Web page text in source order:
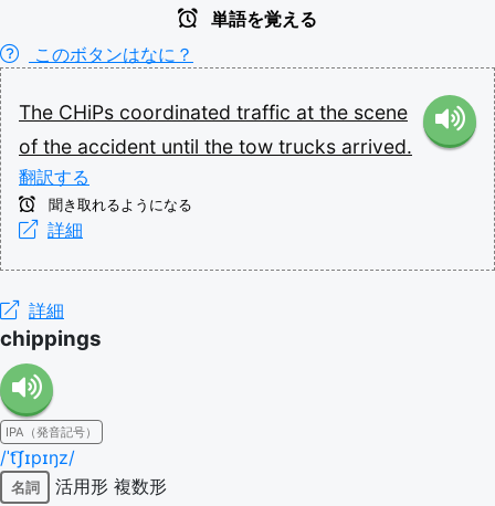
単語を覚える
このボタンはなに？
The CHiPs coordinated traffic at the scene
of the accident until the tow trucks arrived.
翻訳する
聞き取れるようになる
詳細
詳細
chippings
IPA（発音記号）
/ˈt͡ʃɪpɪŋz/
名詞 活用形 複数形